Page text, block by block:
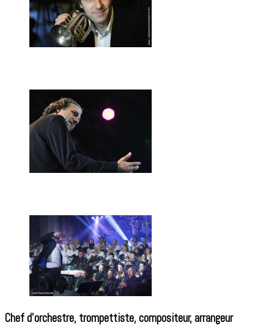
Chef d’orchestre, trompettiste, compositeur, arrangeur